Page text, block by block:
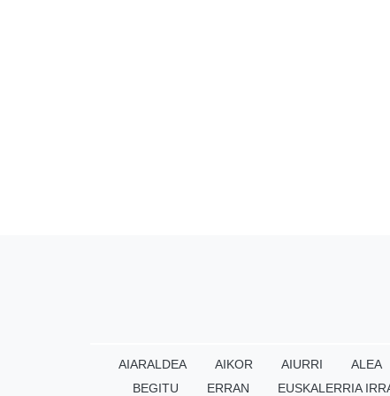
AIARALDEA AIKOR AIURRI ALEA
BEGITU
ERRAN EUSKALERRIA